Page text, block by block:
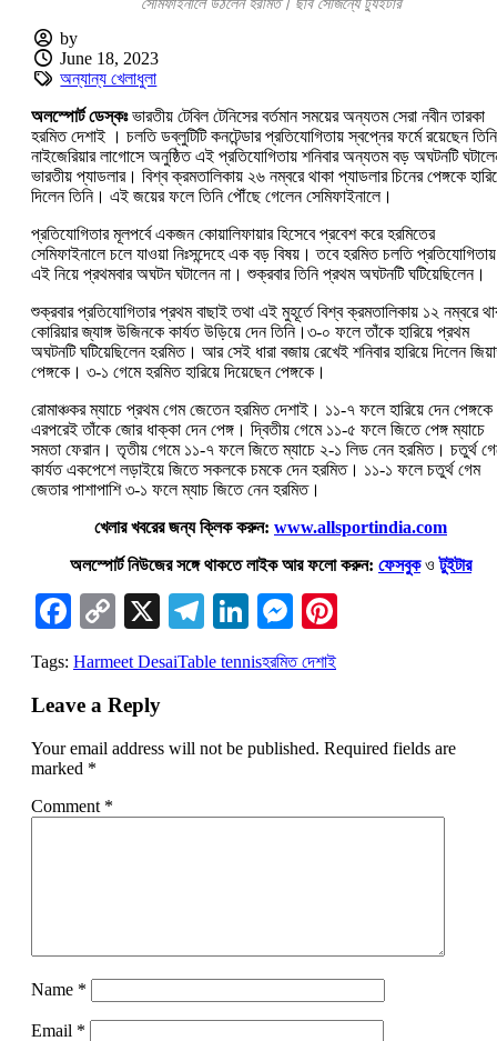
সেমিফাইনালে উঠলেন হরমিত। ছবি সৌজন্যে ট্যুইটার
by
June 18, 2023
অন্যান্য খেলাধুলা
অলস্পোর্ট ডেস্কঃভারতীয় টেবিল টেনিসের বর্তমান সময়ের অন্যতম সেরা নবীন তারকা
হরমিত দেশাই । চলতি ডব্লুটিটি কনটেন্ডার প্রতিযোগিতায় স্বপ্নের ফর্মে রয়েছেন
নাইজেরিয়ার লাগোসে অনুষ্ঠিত এই প্রতিযোগিতায় শনিবার অন্যতম বড় অঘটনটি
ভারতীয় প্যাডলার। বিশ্ব ক্রমতালিকায় ২৬ নম্বরে থাকা প্যাডলার চিনের পেঙ্গকে
দিলেন তিনি। এই জয়ের ফলে তিনি পৌঁছে গেলেন সেমিফাইনালে।
প্রতিযোগিতার মূলপর্বে একজন কোয়ালিফায়ার হিসেবে প্রবেশ করে হরমিতের
সেমিফাইনালে চলে যাওয়া নিঃসন্দেহে এক বড় বিষয়। তবে হরমিত চলতি প্রতিযোগিতায়
এই নিয়ে প্রথমবার অঘটন ঘটালেন না। শুক্রবার তিনি প্রথম অঘটনটি ঘটিয়েছিলেন।
শুক্রবার প্রতিযোগিতার প্রথম বাছাই তথা এই মুহূর্তে বিশ্ব ক্রমতালিকায় ১২ নম্বরে
কোরিয়ার জ্যাঙ্গ উজিনকে কার্যত উড়িয়ে দেন তিনি।৩-০ ফলে তাঁকে হারিয়ে প্রথম
অঘটনটি ঘটিয়েছিলেন হরমিত। আর সেই ধারা বজায় রেখেই শনিবার হারিয়ে দিলেন
পেঙ্গকে। ৩-১ গেমে হরমিত হারিয়ে দিয়েছেন পেঙ্গকে।
রোমাঞ্চকর ম্যাচে প্রথম গেম জেতেন হরমিত দেশাই। ১১-৭ ফলে হারিয়ে দেন
এরপরেই তাঁকে জোর ধাক্কা দেন পেঙ্গ। দ্বিতীয় গেমে ১১-৫ ফলে জিতে পেঙ্গ ম্যাচে
সমতা ফেরান। তৃতীয় গেমে ১১-৭ ফলে জিতে ম্যাচে ২-১ লিড নেন হরমিত। চতুর্থ
কার্যত একপেশে লড়াইয়ে জিতে সকলকে চমকে দেন হরমিত। ১১-১ ফলে চতুর্থ গেম
জেতার পাশাপাশি ৩-১ ফলে ম্যাচ জিতে নেন হরমিত।
খেলার খবরের জন্য ক্লিক করুন: www.allsportindia.com
অলস্পোর্ট নিউজের সঙ্গে থাকতে লাইক আর ফলো করুন: ফেসবুকওটুইটার
Facebook
Copy
Link
X Telegram
LinkedIn
Messenger
Tags: Harmeet DesaiTable tennisহরমিত দেশাই
Leave a Reply
Your email address will not be published. Required fields are
marked *
Comment *
Name *
Email *